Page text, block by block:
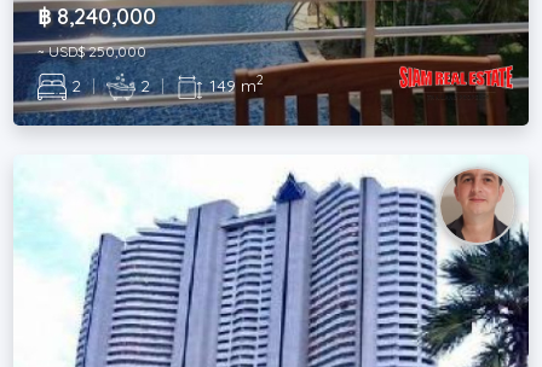
฿ 8,240,000
~ USD$ 250,000
2 | 2 | 149 m2